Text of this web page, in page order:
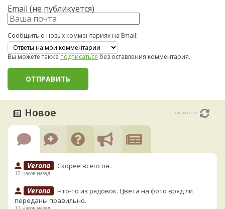
Email (не публикуется)
Сообщить о новых комментариях на Email:
Вы можете такжеподписатьсябез оставления комментария.
Новое только что
Verona Скорее всего он.
12 часов назад
Verona
Что-то из рядовок. Цвета на фото вряд ли
переданы правильно.